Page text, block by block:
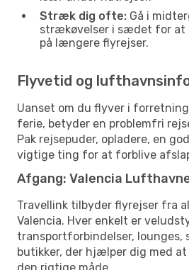
Stræk dig ofte: Gå i
strækøvelser i sædet for at
på længere flyrejser.
Flyvetid og
Uanset om du flyver i
ferie, betyder en problemfri
Pak rejsepuder, opladere, en
vigtige ting for at forblive
Afgang: Valencia
Travellink tilbyder flyrejser fra
Valencia. Hver enkelt er
transportforbindelser, lounges,
butikker, der hjælper dig med